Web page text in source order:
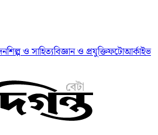
শিল্প ও সাহিত্যবিজ্ঞান ও প্রযুক্তিফটোআর্কাইভ